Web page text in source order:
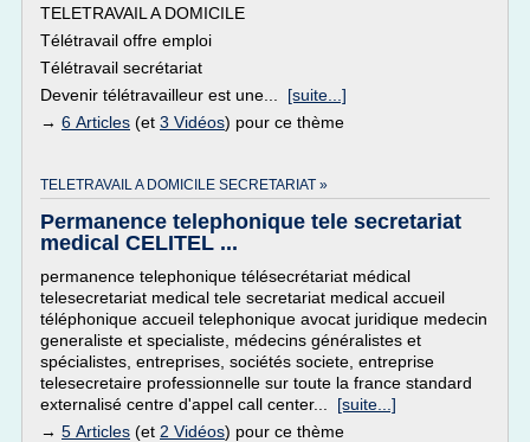
TELETRAVAIL A DOMICILE
Télétravail offre emploi
Télétravail secrétariat
Devenir télétravailleur est une... [suite...]
→ 6 Articles (et 3 Vidéos) pour ce thème
TELETRAVAIL A DOMICILE SECRETARIAT »
Permanence telephonique tele secretariat
medical CELITEL ...
permanence telephonique télésecrétariat médical
telesecretariat medical tele secretariat medical accueil
téléphonique accueil telephonique avocat juridique medecin
generaliste et specialiste, médecins généralistes et
spécialistes, entreprises, sociétés societe, entreprise
telesecretaire professionnelle sur toute la france standard
externalisé centre d'appel call center... [suite...]
→ 5 Articles (et 2 Vidéos) pour ce thème